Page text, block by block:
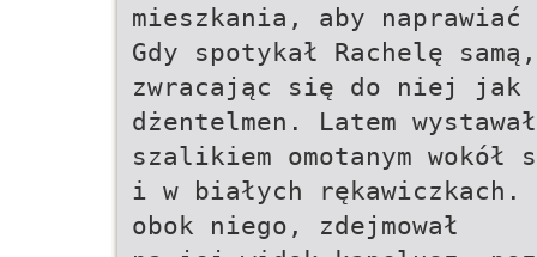
mieszkania, aby
Gdy spotykał Rachelę
zwracając się do niej jak
dżentelmen. Latem
szalikiem omotanym wokół
i w białych rękawiczkach.
obok niego, zdejmował